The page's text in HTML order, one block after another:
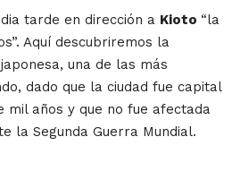
tarde en dirección a Kioto “la
Aquí descubriremos la
una de las más
dado que la ciudad fue capital
mil años y que no fue afectada
la Segunda Guerra Mundial.